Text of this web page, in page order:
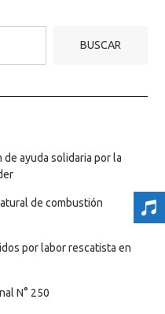
BUSCAR
ayuda solidaria por la
de combustión
por labor rescatista en
N° 250